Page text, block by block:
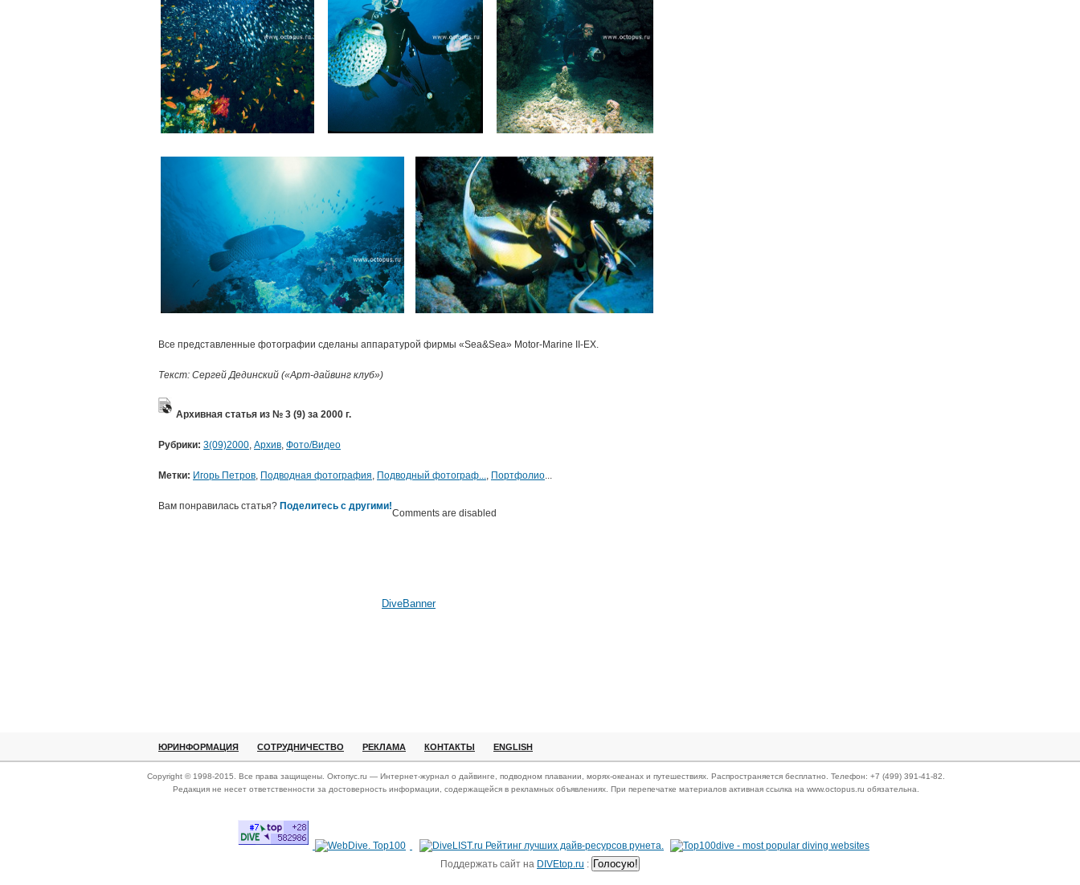
Все представленные фотографии сделаны аппаратурой фирмы «Sea&Sea» Motor-Marine II-EX.
Текст: Сергей Дединский («Арт-дайвинг клуб»)
Архивная статья из № 3 (9) за 2000 г.
Рубрики: 3(09)2000, Архив, Фото/Видео
Метки: Игорь Петров, Подводная фотография, Подводный фотограф..., Портфолио...
Вам понравилась статья? Поделитесь с другими!
Comments are disabled
DiveBanner
ЮРИНФОРМАЦИЯ СОТРУДНИЧЕСТВО РЕКЛАМА КОНТАКТЫ ENGLISH
Copyright © 1998-2015. Все права защищены. Октопус.ru — Интернет-журнал о дайвинге, подводном плавании, морях-океанах и путешествиях. Распространяется бесплатно. Телефон: +7 (499) 391-41-82.
Редакция не несет ответственности за достоверность информации, содержащейся в рекламных объявлениях. При перепечатке материалов активная ссылка на www.octopus.ru обязательна.
Поддержать сайт на DIVEtop.ru :